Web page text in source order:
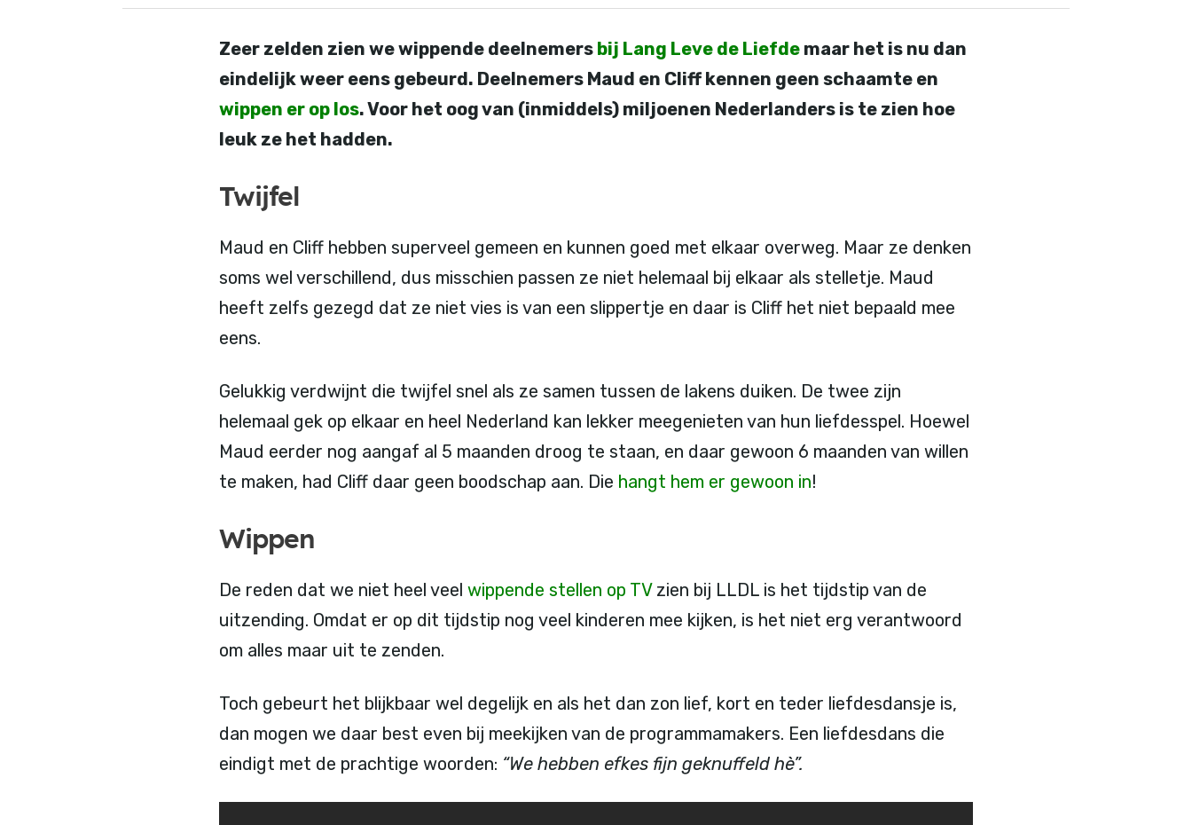
Zeer zelden zien we wippende deelnemers bij Lang Leve de Liefde maar het is nu dan
eindelijk weer eens gebeurd. Deelnemers Maud en Cliff kennen geen schaamte en
wippen er op los. Voor het oog van (inmiddels) miljoenen Nederlanders is te zien hoe
leuk ze het hadden.
Twijfel
Maud en Cliff hebben superveel gemeen en kunnen goed met elkaar overweg. Maar ze denken
soms wel verschillend, dus misschien passen ze niet helemaal bij elkaar als stelletje. Maud
heeft zelfs gezegd dat ze niet vies is van een slippertje en daar is Cliff het niet bepaald mee
eens.
Gelukkig verdwijnt die twijfel snel als ze samen tussen de lakens duiken. De twee zijn
helemaal gek op elkaar en heel Nederland kan lekker meegenieten van hun liefdesspel. Hoewel
Maud eerder nog aangaf al 5 maanden droog te staan, en daar gewoon 6 maanden van willen
te maken, had Cliff daar geen boodschap aan. Die hangt hem er gewoon in!
Wippen
De reden dat we niet heel veel wippende stellen op TVzien bij LLDL is het tijdstip van de
uitzending. Omdat er op dit tijdstip nog veel kinderen mee kijken, is het niet erg verantwoord
om alles maar uit te zenden.
Toch gebeurt het blijkbaar wel degelijk en als het dan zon lief, kort en teder liefdesdansje is,
dan mogen we daar best even bij meekijken van de programmamakers. Een liefdesdans die
eindigt met de prachtige woorden: “We hebben efkes fijn geknuffeld hè”.